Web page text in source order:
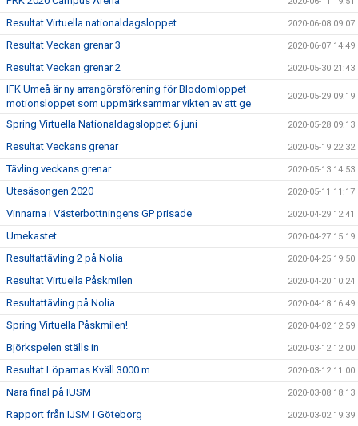
Resultat Virtuella nationaldagsloppet 2020-06-08 09:07
Resultat Veckan grenar 3 2020-06-07 14:49
Resultat Veckan grenar 2 2020-05-30 21:43
IFK Umeå är ny arrangörsförening för Blodomloppet –
motionsloppet som uppmärksammar vikten av att ge
2020-05-29 09:19
Spring Virtuella Nationaldagsloppet 6 juni 2020-05-28 09:13
Resultat Veckans grenar 2020-05-19 22:32
Tävling veckans grenar 2020-05-13 14:53
Utesäsongen 2020 2020-05-11 11:17
Vinnarna i Västerbottningens GP prisade 2020-04-29 12:41
Umekastet 2020-04-27 15:19
Resultattävling 2 på Nolia 2020-04-25 19:50
Resultat Virtuella Påskmilen 2020-04-20 10:24
Resultattävling på Nolia 2020-04-18 16:49
Spring Virtuella Påskmilen! 2020-04-02 12:59
Björkspelen ställs in 2020-03-12 12:00
Resultat Löparnas Kväll 3000 m 2020-03-12 11:00
Nära final på IUSM 2020-03-08 18:13
Rapport från IJSM i Göteborg 2020-03-02 19:39